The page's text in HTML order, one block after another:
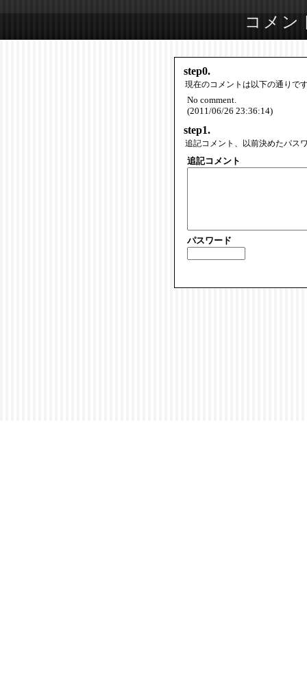
コメン
step0.
現在のコメントは以下の通りで
No comment.
(2011/06/26 23:36:14)
step1.
追記コメント、以前決めたパス
追記コメント
パスワード